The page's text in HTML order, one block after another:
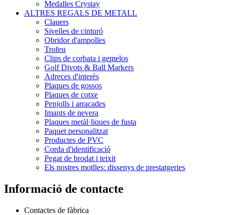
Medalles Crystay
ALTRES REGALS DE METALL
Clauers
Sivelles de cinturó
Obridor d'ampolles
Trofeu
Clips de corbata i gemelos
Golf Divots & Ball Markers
Adreces d'interès
Plaques de gossos
Plaques de cotxe
Penjolls i arracades
Imants de nevera
Plaques metàl·liques de fusta
Paquet personalitzat
Productes de PVC
Corda d'identificació
Pegat de brodat i teixit
Els nostres motlles: dissenys de prestatgeries
Informació de contacte
Contactes de fàbrica